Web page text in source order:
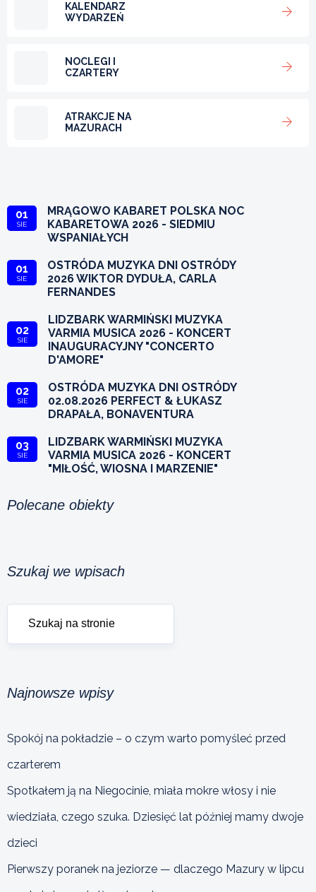
KALENDARZ
WYDARZEŃ
NOCLEGI I
CZARTERY
ATRAKCJE NA
MAZURACH
01
SIE
MRĄGOWO KABARET POLSKA NOC
KABARETOWA 2026 - SIEDMIU
WSPANIAŁYCH
01
SIE
OSTRÓDA MUZYKA DNI OSTRÓDY
2026 WIKTOR DYDUŁA, CARLA
FERNANDES
02
SIE
LIDZBARK WARMIŃSKI MUZYKA
VARMIA MUSICA 2026 - KONCERT
INAUGURACYJNY "CONCERTO
D'AMORE"
02
SIE
OSTRÓDA MUZYKA DNI OSTRÓDY
02.08.2026 PERFECT & ŁUKASZ
DRAPAŁA, BONAVENTURA
03
SIE
LIDZBARK WARMIŃSKI MUZYKA
VARMIA MUSICA 2026 - KONCERT
"MIŁOŚĆ, WIOSNA I MARZENIE"
Polecane obiekty
Szukaj we wpisach
Najnowsze wpisy
Spokój na pokładzie – o czym warto pomyśleć przed
czarterem
Spotkałem ją na Niegocinie, miała mokre włosy i nie
wiedziała, czego szuka. Dziesięć lat później mamy dwoje
dzieci
Pierwszy poranek na jeziorze — dlaczego Mazury w lipcu